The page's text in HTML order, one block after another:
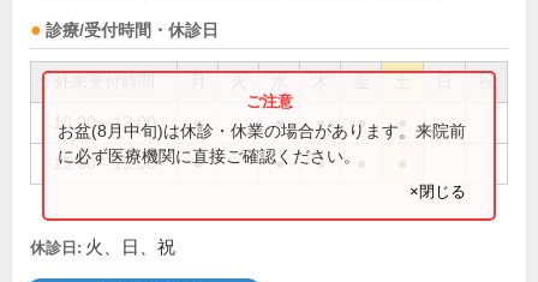
診療/受付時間・休診日
祝
10:00～13:00 ● ● ● ●
15:00～19:00 ● ● ●
お盆(8月中旬)は休診・休業の場合があります。来院前
に必ず医療機関に直接ご確認ください。
×閉じる
休診日: 火、日、祝